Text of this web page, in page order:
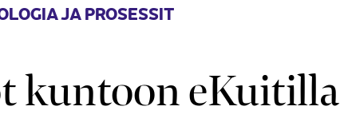
JA PROSESSIT
kuntoon eKuitilla